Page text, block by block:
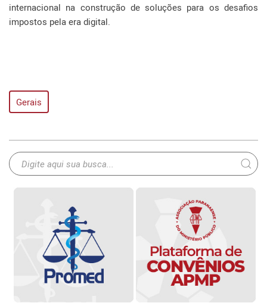
internacional na construção de soluções para os desafios
impostos pela era digital.
Gerais